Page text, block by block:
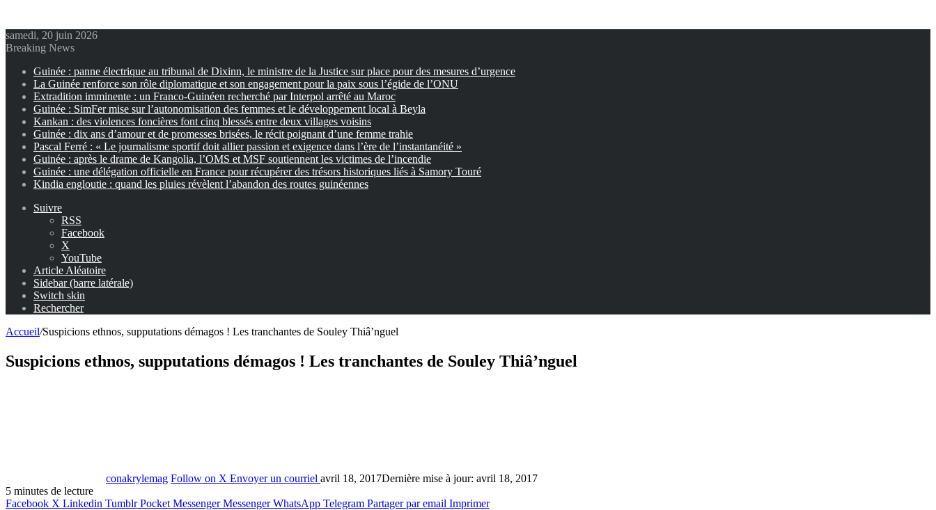
samedi, 20 juin 2026
Breaking News
Guinée : panne électrique au tribunal de Dixinn, le ministre de la Justice sur place pour des mesures d’urgence
La Guinée renforce son rôle diplomatique et son engagement pour la paix sous l’égide de l’ONU
Extradition imminente : un Franco-Guinéen recherché par Interpol arrêté au Maroc
Guinée : SimFer mise sur l’autonomisation des femmes et le développement local à Beyla
Kankan : des violences foncières font cinq blessés entre deux villages voisins
Guinée : dix ans d’amour et de promesses brisées, le récit poignant d’une femme trahie
Pascal Ferré : « Le journalisme sportif doit allier passion et exigence dans l’ère de l’instantanéité »
Guinée : après le drame de Kangolia, l’OMS et MSF soutiennent les victimes de l’incendie
Guinée : une délégation officielle en France pour récupérer des trésors historiques liés à Samory Touré
Kindia engloutie : quand les pluies révèlent l’abandon des routes guinéennes
Suivre
RSS
Facebook
X
YouTube
Article Aléatoire
Sidebar (barre latérale)
Switch skin
Rechercher
Accueil/Suspicions ethnos, supputations démagos ! Les tranchantes de Souley Thiâ’nguel
Suspicions ethnos, supputations démagos ! Les tranchantes de Souley Thiâ’nguel
conakrylemag Follow on X Envoyer un courriel avril 18, 2017Dernière mise à jour: avril 18, 2017
5 minutes de lecture
Facebook X Linkedin Tumblr Pocket Messenger Messenger WhatsApp Telegram Partager par email Imprimer